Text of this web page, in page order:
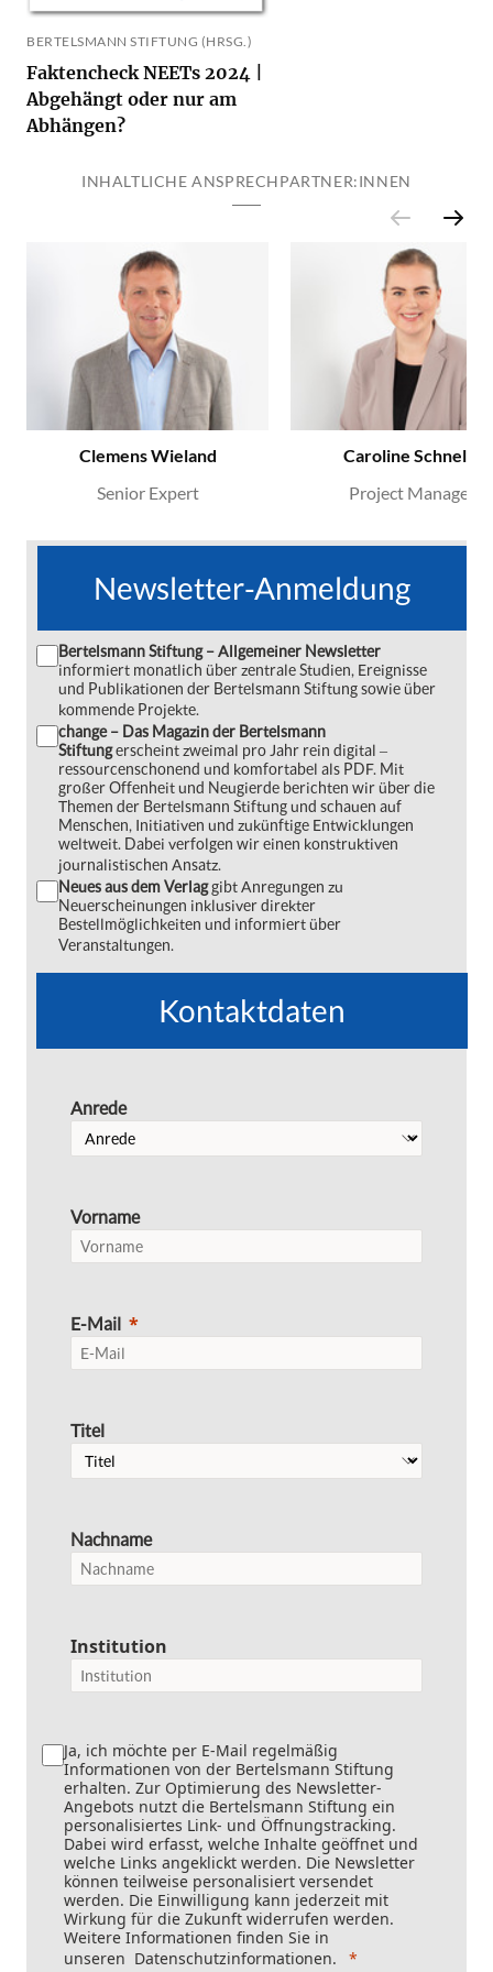
BERTELSMANN STIFTUNG (HRSG.)
Faktencheck NEETs 2024 |
Abgehängt oder nur am
Abhängen?
INHALTLICHE ANSPRECHPARTNER:INNEN
Clemens Wieland
Senior Expert
Caroline Schnelle
Project Manager
Newsletter-Anmeldung
Bertelsmann Stiftung – Allgemeiner Newsletter
informiert monatlich über zentrale Studien, Ereignisse
und Publikationen der Bertelsmann Stiftung sowie über
kommende Projekte.
change – Das Magazin der Bertelsmann
Stiftungerscheint zweimal pro Jahr rein digital ‒
ressourcenschonend und komfortabel als PDF. Mit
großer Offenheit und Neugierde berichten wir über die
Themen der Bertelsmann Stiftung und schauen auf
Menschen, Initiativen und zukünftige Entwicklungen
weltweit. Dabei verfolgen wir einen konstruktiven
journalistischen Ansatz.
Neues aus dem Verlaggibt Anregungen zu
Neuerscheinungen inklusiver direkter
Bestellmöglichkeiten und informiert über
Veranstaltungen.
Kontaktdaten
Anrede
Vorname
E-Mail
Titel
Nachname
Institution
Ja, ich möchte per E-Mail regelmäßig
Informationen von der Bertelsmann Stiftung
erhalten. Zur Optimierung des Newsletter-
Angebots nutzt die Bertelsmann Stiftung ein
personalisiertes Link- und Öffnungstracking.
Dabei wird erfasst, welche Inhalte geöffnet und
welche Links angeklickt werden. Die Newsletter
können teilweise personalisiert versendet
werden. Die Einwilligung kann jederzeit mit
Wirkung für die Zukunft widerrufen werden.
Weitere Informationen finden Sie in
unseren Datenschutzinformationen.